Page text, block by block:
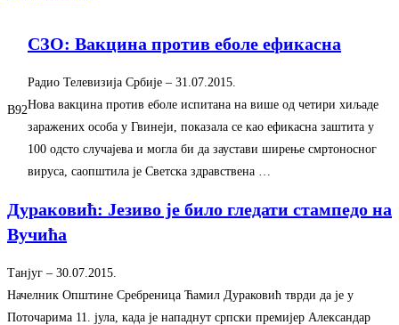
B92
СЗО: Вакцина против еболе ефикасна
Радио Телевизија Србије – ‎31.07.2015.‎
Нова вакцина против еболе испитана на више од четири хиљаде
заражених особа у Гвинеји, показала се као ефикасна заштита у
100 одсто случајева и могла би да заустави ширење смртоносног
вируса, саопштила је Светска здравствена …
Дураковић: Jезиво jе било гледати стампедо на
Вучића
Танјуг – ‎30.07.2015.‎
Начелник Oпштине Сребреница Ћамил Дураковић тврди да jе у
Поточарима 11. jула, када jе нападнут српски премиjер Aлександар